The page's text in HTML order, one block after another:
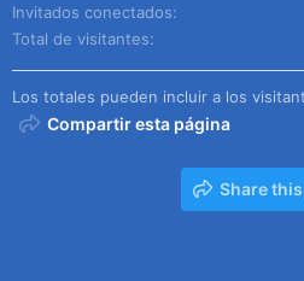
Invitados conectados
Total de visitantes
Los totales pueden incluir a los
Compartir esta página
Share